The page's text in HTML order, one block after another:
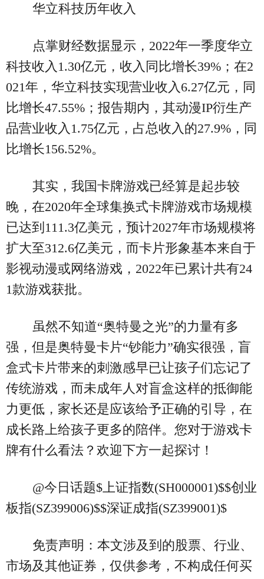
华立科技历年收入
点掌财经数据显示，2022年一季度华立
科技收入1.30亿元，收入同比增长39%；在2
021年，华立科技实现营业收入6.27亿元，同
比增长47.55%；报告期内，其动漫IP衍生产
品营业收入1.75亿元，占总收入的27.9%，同
比增长156.52%。
其实，我国卡牌游戏已经算是起步较
晚，在2020年全球集换式卡牌游戏市场规模
已达到111.3亿美元，预计2027年市场规模将
扩大至312.6亿美元，而卡片形象基本来自于
影视动漫或网络游戏，2022年已累计共有24
1款游戏获批。
虽然不知道“奥特曼之光”的力量有多
强，但是奥特曼卡片“钞能力”确实很强，盲
盒式卡片带来的刺激感早已让孩子们忘记了
传统游戏，而未成年人对盲盒这样的抵御能
力更低，家长还是应该给予正确的引导，在
成长路上给孩子更多的陪伴。您对于游戏卡
牌有什么看法？欢迎下方一起探讨！
@今日话题$上证指数(SH000001)$$创业
板指(SZ399006)$$深证成指(SZ399001)$
免责声明：本文涉及到的股票、行业、
市场及其他证券，仅供参考，不构成任何买